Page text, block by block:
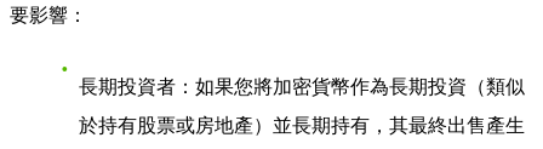
要影響：
長期投資者 ：如果您將加密貨幣作為長期投資（類似
於持有股票或房地產）並長期持有，其最終出售產生